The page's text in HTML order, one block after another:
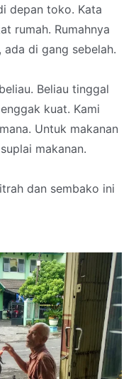
depan toko. Kata
rumah. Rumahnya
di gang sebelah.
Beliau tinggal
kuat. Kami
Untuk makanan
makanan.
dan sembako ini